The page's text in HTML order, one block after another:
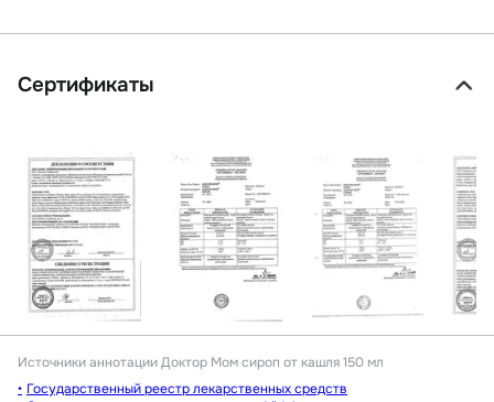
Сертификаты
Источники аннотацииДоктор Мом сироп от кашля 150 мл
Государственный реестр лекарственных средств